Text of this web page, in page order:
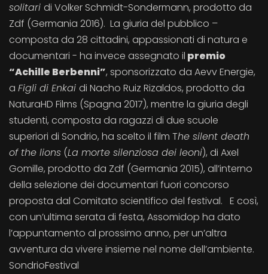
solitari di Volker Schmidt-Sondermann, prodotto da
Zdf (Germania 2016). La giuria del pubblico –
composta da 28 cittadini, appassionati di natura e
documentari - ha invece assegnato il premio
“Achille Berbenni”, sponsorizzato da Aevv Energie,
a Figli di Enkai di Nacho Ruiz Rizaldos, prodotto da
NaturaHD Films (Spagna 2017), mentre la giuria degli
studenti, composta da ragazzi di due scuole
superiori di Sondrio, ha scelto il film The silent death
of the lions (La morte silenziosa dei leoni), di Axel
Gomille, prodotto da Zdf (Germania 2015), all’interno
della selezione dei documentari fuori concorso
proposta dal Comitato scientifico del festival. E così,
con un’ultima serata di festa, Assomidop ha dato
l’appuntamento al prossimo anno, per un’altra
avventura da vivere insieme nel nome dell’ambiente.
SondrioFestival